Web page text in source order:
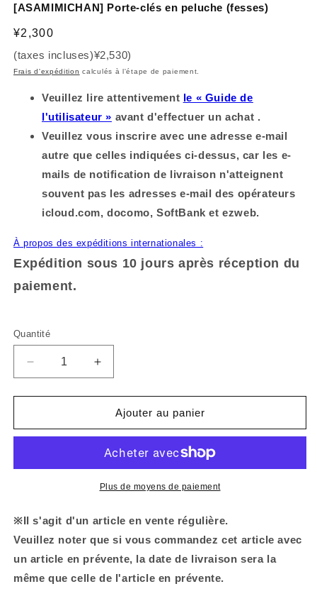
fenêtre
[ASAMIMICHAN] Porte-clés en peluche (fesses)
Prix
habituel
¥2,300
(taxes incluses)¥2,530)
Frais d'expédition calculés à l'étape de paiement.
Veuillez lire attentivement le « Guide de
l'utilisateur » avant d'effectuer un achat .
Veuillez vous inscrire avec une adresse e-mail
autre que celles indiquées ci-dessus, car les e-
mails de notification de livraison n'atteignent
souvent pas les adresses e-mail des opérateurs
icloud.com, docomo, SoftBank et ezweb.
À propos des expéditions internationales :
Expédition sous 10 jours après réception du
paiement.
Quantité
Réduire
la
quantité
[ASAMIMICHAN]
en
Augmenter
la
quantité
[ASAMIMICHAN]
clés
en
peluche
Ajouter au panier
Plus de moyens de paiement
※Il s'agit d'un article en vente régulière.
Veuillez noter que si vous commandez cet article avec
un article en prévente, la date de livraison sera la
même que celle de l'article en prévente.